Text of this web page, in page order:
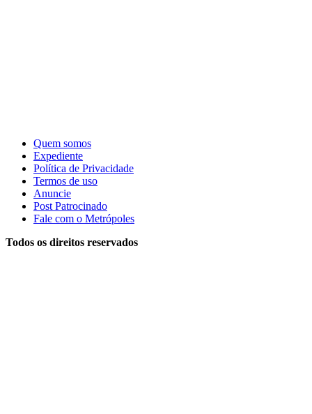
Quem somos
Expediente
Política de Privacidade
Termos de uso
Anuncie
Post Patrocinado
Fale com o Metrópoles
Todos os direitos reservados